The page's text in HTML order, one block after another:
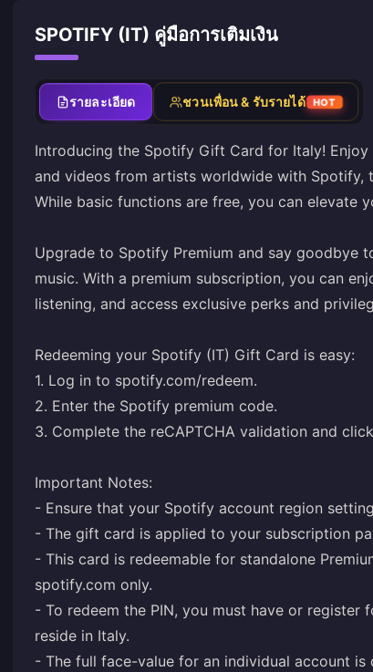
SPOTIFY (IT) คู่มือการเติมเงิน
รายละเอียด ชวนเพื่อน & รับรายได้ HOT
Introducing the Spotify Gift Card for Italy!
and videos from artists worldwide with Spotify,
While basic functions are free, you can elevate
Upgrade to Spotify Premium and say goodbye
music. With a premium subscription, you can
listening, and access exclusive perks and
Redeeming your Spotify (IT) Gift Card is easy:
1. Log in to spotify.com/redeem.
2. Enter the Spotify premium code.
3. Complete the reCAPTCHA validation and
Important Notes:
- Ensure that your Spotify account region
- The gift card is applied to your subscription
- This card is redeemable for standalone
spotify.com only.
- To redeem the PIN, you must have or
reside in Italy.
- The full face-value for an individual account